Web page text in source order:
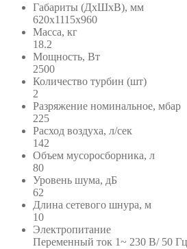
Габариты (ДхШхВ), мм
620х1115х960
Масса, кг
18.2
Мощность, Вт
2500
Количество турбин (шт)
2
Разряжение номинальное, мбар
225
Расход воздуха, л/сек
142
Объем мусоросборника, л
80
Уровень шума, дБ
62
Длина сетевого шнура, м
10
Электропитание
Переменный ток 1~ 230 В/ 50 Гц